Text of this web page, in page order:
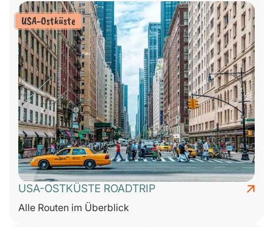
USA-Ostküste
USA-OSTKÜSTE ROADTRIP
Alle Routen im Überblick